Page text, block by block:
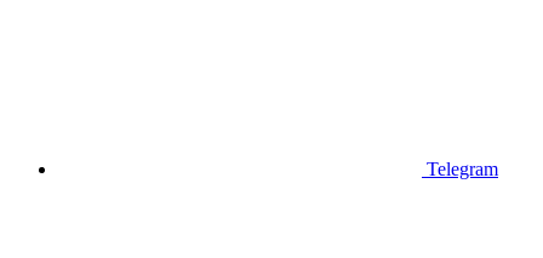
Telegram